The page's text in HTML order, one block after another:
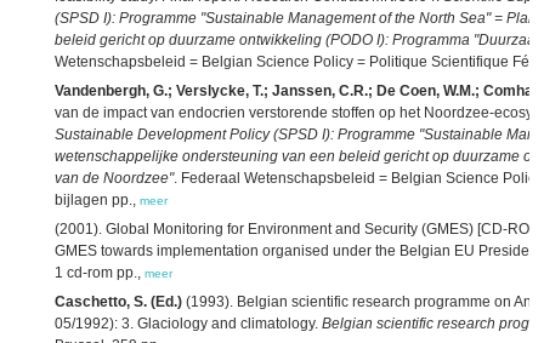
(SPSD I): Programme "Sustainable Management of the North Sea" =
beleid gericht op duurzame ontwikkeling (PODO I): Programma
Wetenschapsbeleid = Belgian Science Policy = Politique Scientifique
Vandenbergh, G.; Verslycke, T.; Janssen, C.R.; De Coen, W.M.;
van de impact van endocrien verstorende stoffen op het Noordzee-
Sustainable Development Policy (SPSD I): Programme "Sustainable
wetenschappelijke ondersteuning van een beleid gericht op duurzame
van de Noordzee". Federaal Wetenschapsbeleid = Belgian Science
bijlagen pp., meer
(2001). Global Monitoring for Environment and Security (GMES) [CD-
GMES towards implementation organised under the Belgian EU
1 cd-rom pp., meer
Caschetto, S. (Ed.) (1993). Belgian scientific research programme on
05/1992): 3. Glaciology and climatology. Belgian scientific research